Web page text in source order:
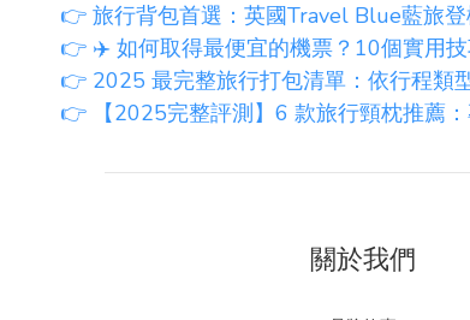
👉 旅行背包首選：英國Travel Blue藍旅
👉 ✈️ 如何取得最便宜的機票？10個實用
👉 2025 最完整旅行打包清單：依行程類
👉
【2025完整評測】6 款旅行頸枕推薦
關於我們